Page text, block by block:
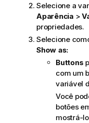
Selecione a
Aparência>
propriedades.
Selecione
Show as:
Buttons
com um
variável
Você
botões
mostrá-